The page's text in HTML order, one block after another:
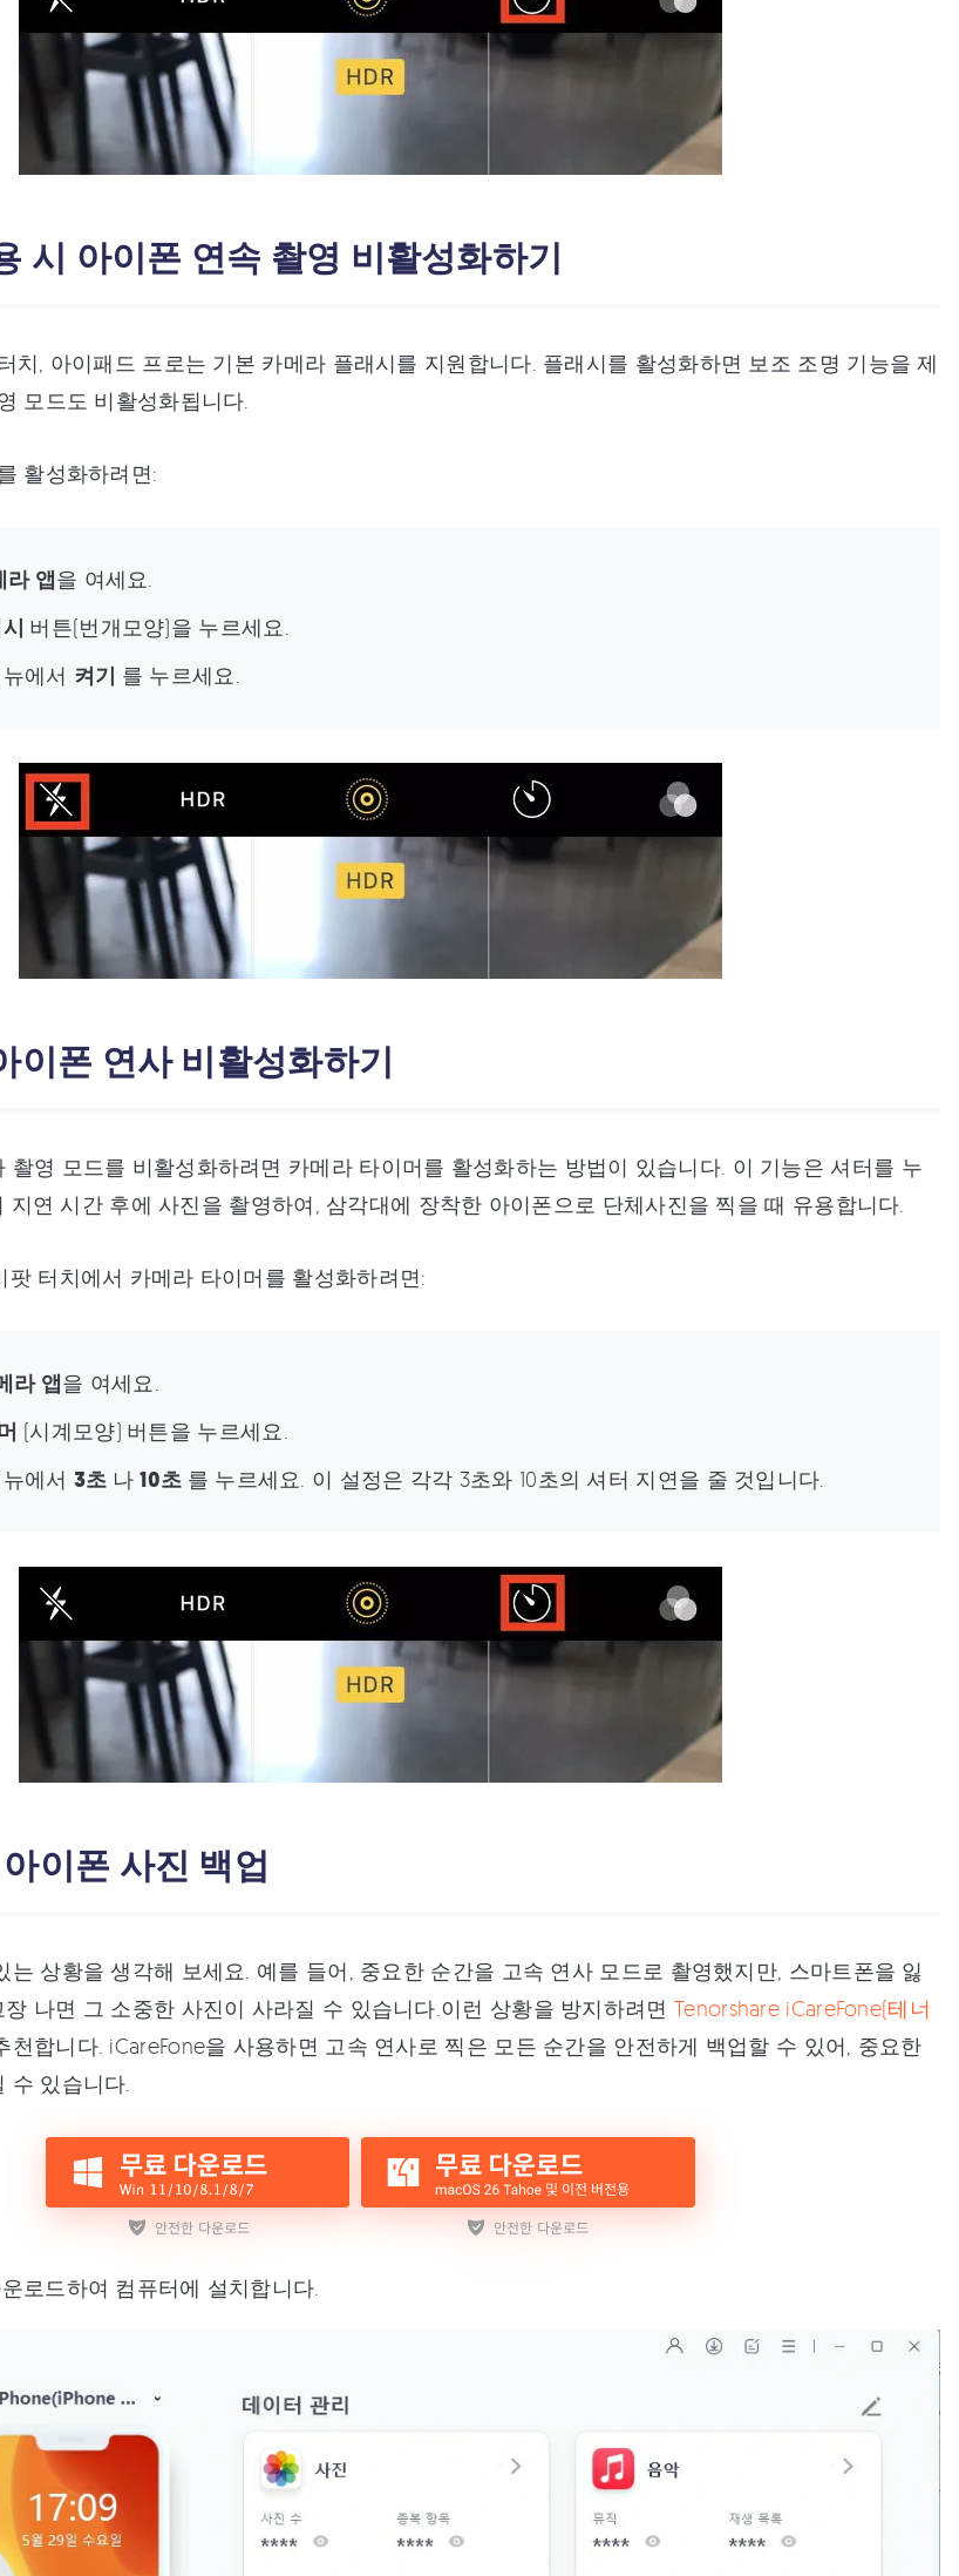
시 아이폰 연속 촬영 비활성화하기
치, 아이패드 프로는 기본 카메라 플래시를 지원합니다. 플래시를 활성화하면 보조 조명 기능을 제
모드도 비활성화됩니다.
활성화하려면:
라 앱을 여세요.
버튼(번개모양)을 누르세요.
에서 켜기 를 누르세요.
이폰 연사 비활성화하기
촬영 모드를 비활성화하려면 카메라 타이머를 활성화하는 방법이 있습니다. 이 기능은 셔터를 누
지연 시간 후에 사진을 촬영하여, 삼각대에 장착한 아이폰으로 단체사진을 찍을 때 유용합니다.
팟 터치에서 카메라 타이머를 활성화하려면:
라 앱을 여세요.
(시계모양) 버튼을 누르세요.
에서 3초 나10초 를 누르세요. 이 설정은 각각 3초와 10초의 셔터 지연을 줄 것입니다.
이폰 사진 백업
는 상황을 생각해 보세요. 예를 들어, 중요한 순간을 고속 연사 모드로 촬영했지만, 스마트폰을 잃
나면 그 소중한 사진이 사라질 수 있습니다.이런 상황을 방지하려면 Tenorshare iCareFone(테너
천합니다. iCareFone을 사용하면 고속 연사로 찍은 모든 순간을 안전하게 백업할 수 있어, 중요한
수 있습니다.
로드하여 컴퓨터에 설치합니다.